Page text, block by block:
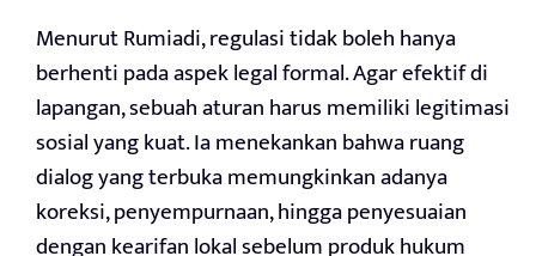
Menurut Rumiadi, regulasi tidak boleh hanya
berhenti pada aspek legal formal. Agar efektif di
lapangan, sebuah aturan harus memiliki legitimasi
sosial yang kuat. Ia menekankan bahwa ruang
dialog yang terbuka memungkinkan adanya
koreksi, penyempurnaan, hingga penyesuaian
dengan kearifan lokal sebelum produk hukum